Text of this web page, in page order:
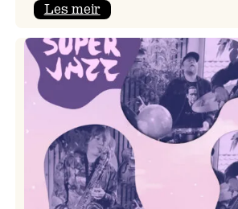
Les meir:
Big
Band
&
Vanessa
Perica